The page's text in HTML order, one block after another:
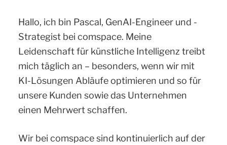
Hallo, ich bin Pascal, GenAI-Engineer und -
Strategist bei comspace. Meine
Leidenschaft für künstliche Intelligenz treibt
mich täglich an – besonders, wenn wir mit
KI-Lösungen Abläufe optimieren und so für
unsere Kunden sowie das Unternehmen
einen Mehrwert schaffen.
Wir bei comspace sind kontinuierlich auf der